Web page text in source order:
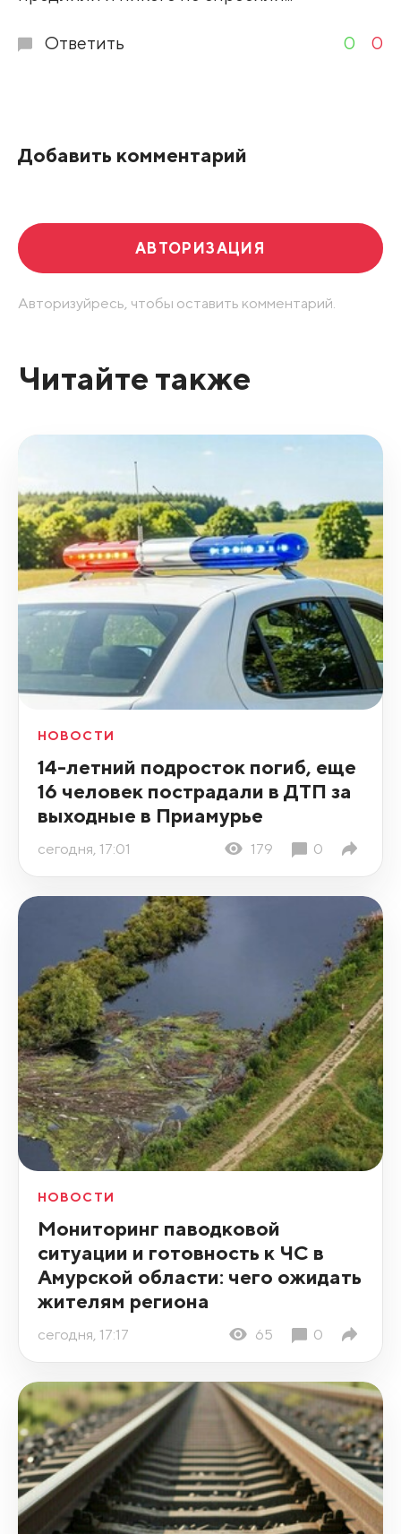
Ответить 0 0
Добавить комментарий
АВТОРИЗАЦИЯ
Авторизуйресь, чтобы оставить комментарий.
Читайте также
НОВОСТИ
14-летний подросток погиб, еще
16 человек пострадали в ДТП за
выходные в Приамурье
сегодня, 17:01 179 0
НОВОСТИ
Мониторинг паводковой
ситуации и готовность к ЧС в
Амурской области: чего ожидать
жителям региона
сегодня, 17:17 65 0